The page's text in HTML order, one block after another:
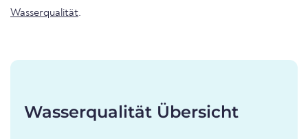
Wasserqualität.
Wasserqualität Übersicht